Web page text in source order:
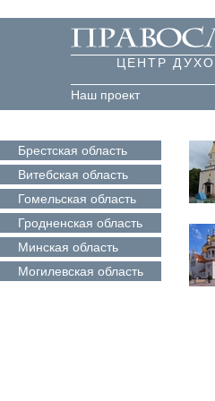
ЦЕНТР
Наш проект
Брестская область
Витебская область
Гомельская область
Гродненская область
Минская область
Могилевская область